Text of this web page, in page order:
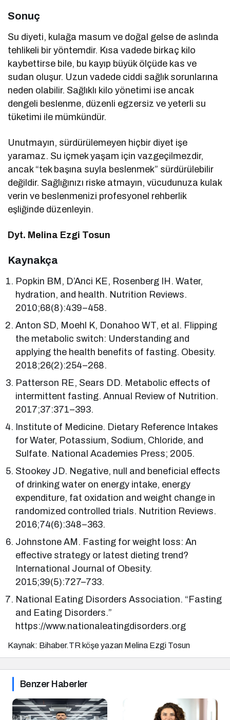
Sonuç
Su diyeti, kulağa masum ve doğal gelse de aslında
tehlikeli bir yöntemdir. Kısa vadede birkaç kilo
kaybettirse bile, bu kayıp büyük ölçüde kas ve
sudan oluşur. Uzun vadede ciddi sağlık sorunlarına
neden olabilir. Sağlıklı kilo yönetimi ise ancak
dengeli beslenme, düzenli egzersiz ve yeterli su
tüketimi ile mümkündür.
Unutmayın, sürdürülemeyen hiçbir diyet işe
yaramaz. Su içmek yaşam için vazgeçilmezdir,
ancak “tek başına suyla beslenmek” sürdürülebilir
değildir. Sağlığınızı riske atmayın, vücudunuza kulak
verin ve beslenmenizi profesyonel rehberlik
eşliğinde düzenleyin.
Dyt. Melina Ezgi Tosun
Kaynakça
Popkin BM, D’Anci KE, Rosenberg IH. Water,
hydration, and health. Nutrition Reviews.
2010;68(8):439–458.
Anton SD, Moehl K, Donahoo WT, et al. Flipping
the metabolic switch: Understanding and
applying the health benefits of fasting. Obesity.
2018;26(2):254–268.
Patterson RE, Sears DD. Metabolic effects of
intermittent fasting. Annual Review of Nutrition.
2017;37:371–393.
Institute of Medicine. Dietary Reference Intakes
for Water, Potassium, Sodium, Chloride, and
Sulfate. National Academies Press; 2005.
Stookey JD. Negative, null and beneficial effects
of drinking water on energy intake, energy
expenditure, fat oxidation and weight change in
randomized controlled trials. Nutrition Reviews.
2016;74(6):348–363.
Johnstone AM. Fasting for weight loss: An
effective strategy or latest dieting trend?
International Journal of Obesity.
2015;39(5):727–733.
National Eating Disorders Association. “Fasting
and Eating Disorders.”
https://www.nationaleatingdisorders.org
Kaynak: Bihaber.TR köşe yazarı Melina Ezgi Tosun
Benzer Haberler